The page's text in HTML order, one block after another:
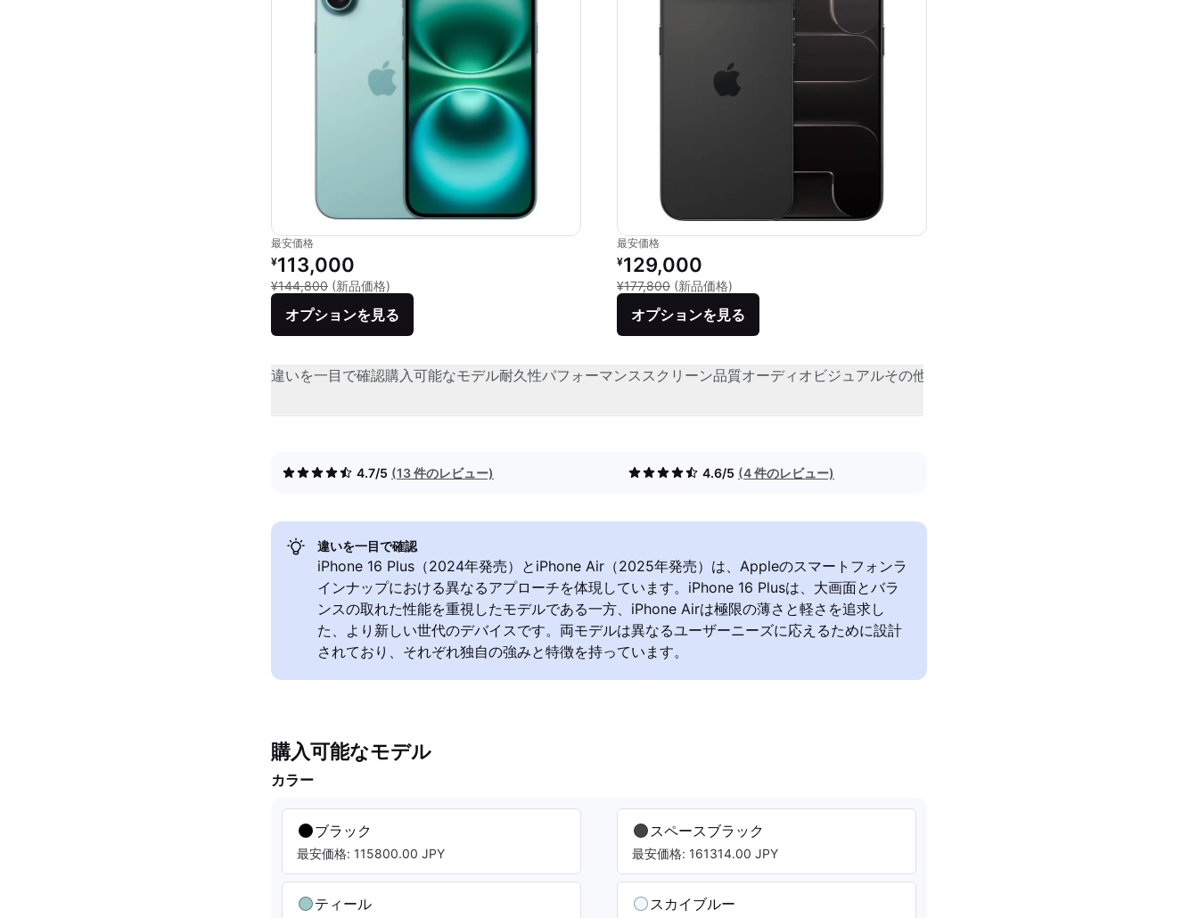
最安価格
リファービッシュ品の価格：
¥113,000
¥144,800 (新品価格)
オプションを見る
最安価格
リファービッシュ品の価格：
¥129,000
¥177,800 (新品価格)
オプションを見る
違いを一目で確認購入可能なモデル耐久性パフォーマンススクリーン品質オーディオビジュアルその他
4.7/5 (13 件のレビュー) 4.6/5 (4 件のレビュー)
違いを一目で確認
iPhone 16 Plus（2024年発売）とiPhone Air（2025年発売）は、Appleのスマートフォンラ
インナップにおける異なるアプローチを体現しています。iPhone 16 Plusは、大画面とバラ
ンスの取れた性能を重視したモデルである一方、iPhone Airは極限の薄さと軽さを追求し
た、より新しい世代のデバイスです。両モデルは異なるユーザーニーズに応えるために設計
されており、それぞれ独自の強みと特徴を持っています。
購入可能なモデル
カラー
ブラック
最安価格: 115800.00 JPY
ティール
スペースブラック
最安価格: 161314.00 JPY
スカイブルー